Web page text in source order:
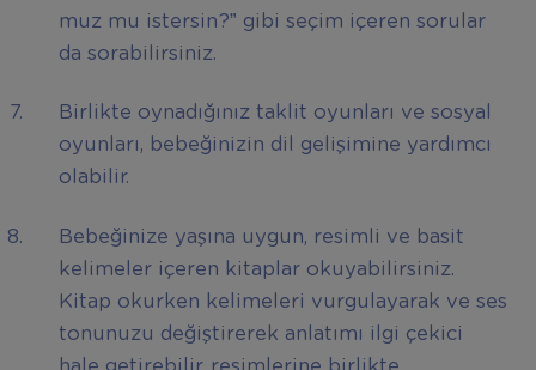
muz mu istersin?” gibi seçim içeren sorular
da sorabilirsiniz.
Birlikte oynadığınız taklit oyunları ve sosyal
oyunları, bebeğinizin dil gelişimine yardımcı
olabilir.
Bebeğinize yaşına uygun, resimli ve basit
kelimeler içeren kitaplar okuyabilirsiniz.
Kitap okurken kelimeleri vurgulayarak ve ses
tonunuzu değiştirerek anlatımı ilgi çekici